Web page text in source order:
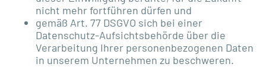
nicht mehr fortführen dürfen und
gemäß Art. 77 DSGVO sich bei einer
Datenschutz-Aufsichtsbehörde über die
Verarbeitung Ihrer personenbezogenen Daten
in unserem Unternehmen zu beschweren.